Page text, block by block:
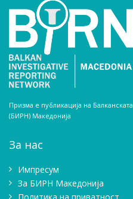
Призма е публикација на
(БИРН) Македонија
За нас
Импресум
Зa БИРН Македонија